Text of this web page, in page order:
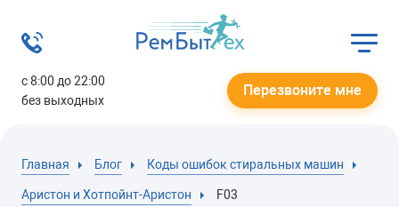
с 8:00 до 22:00
без выходных
Перезвоните мне
Главная Блог Коды ошибок стиральных машин
Аристон и Хотпойнт-Аристон F03